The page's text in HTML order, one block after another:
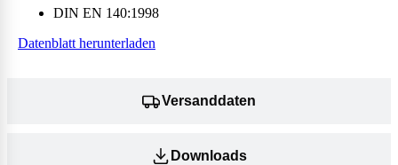
Versanddaten
Downloads
DIN EN 140:1998
Datenblatt herunterladen